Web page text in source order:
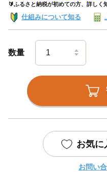
🔰ふるさと納税が初めての方、詳しく
仕組みについて知る
数量
お気に
お問い